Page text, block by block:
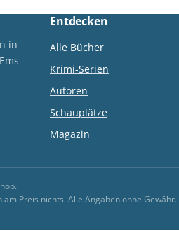
in
Entdecken
Alle Bücher
Krimi-Serien
Autoren
Schauplätze
Magazin
Preis nichts. Alle Angaben ohne Gewähr.